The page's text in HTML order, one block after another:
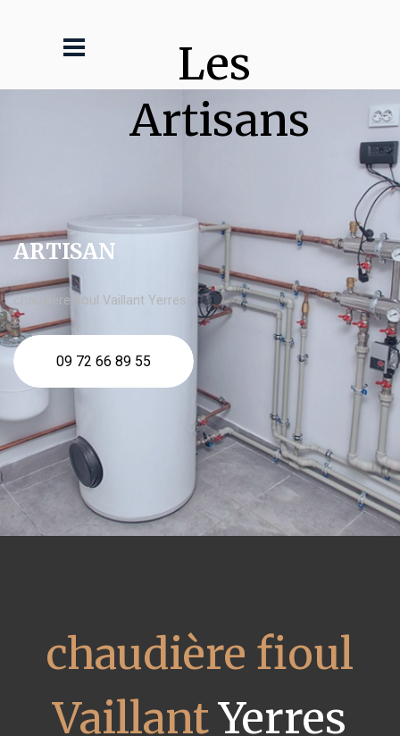
Les
Artisans
ARTISAN
chaudière fioul Vaillant Yerres
09 72 66 89 55
chaudière fioul
VaillantYerres